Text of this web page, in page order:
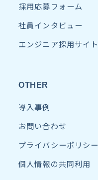
採用応募フォーム
社員インタビュー
エンジニア採用サイト
OTHER
導入事例
お問い合わせ
プライバシーポリシー
個人情報の共同利用